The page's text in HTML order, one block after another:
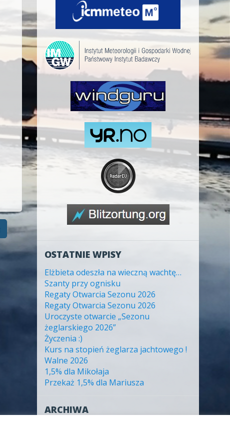
OSTATNIE WPISY
Elżbieta odeszła na wieczną wachtę…
Szanty przy ognisku
Regaty Otwarcia Sezonu 2026
Regaty Otwarcia Sezonu 2026
Uroczyste otwarcie „Sezonu
żeglarskiego 2026”
Życzenia :)
Kurs na stopień żeglarza jachtowego !
Walne 2026
1,5% dla Mikołaja
Przekaż 1,5% dla Mariusza
ARCHIWA